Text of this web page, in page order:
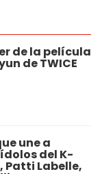
de la película
de TWICE
une a
del K-
Patti Labelle,